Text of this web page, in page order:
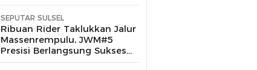
SEPUTAR SULSEL
Ribuan Rider Taklukkan Jalur
Massenrempulu, JWM#5
Presisi Berlangsung Sukses
dan Kondusif